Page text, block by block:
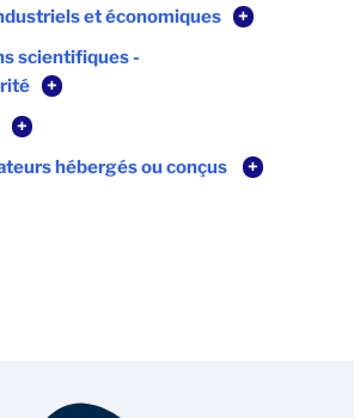
et économiques
+
scientifiques -
+
+
hébergés ou conçus
+